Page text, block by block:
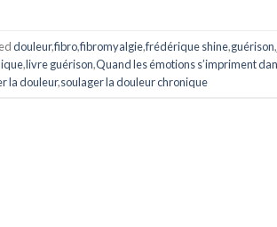
douleur,fibro,fibromyalgie,frédérique shine,guérison,
,livre guérison,Quand les émotions s’impriment
la douleur,soulager la douleur chronique